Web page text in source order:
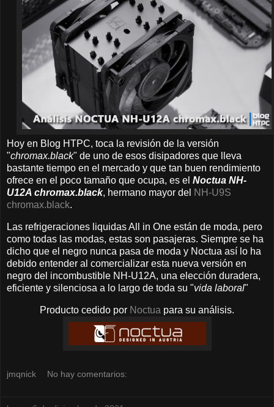
Hoy en Blog HTPC, toca la revisión de la versión
"chromax.black" de uno de esos disipadores que lleva
bastante tiempo en el mercado y que tan buen rendimiento
ofrece en el poco tamaño que ocupa, es el Noctua NH-
U12A chromax.black, hermano mayor del NH-U9S
chromax.black.
Las refrigeraciones liquidas All in One están de moda, pero
como todas las modas, estas son pasajeras. Siempre se ha
dicho que el negro nunca pasa de moda y Noctua así lo ha
debido entender al comercializar esta nueva versión en
negro del incombustible NH-U12A, una elección duradera,
eficiente y silenciosa a lo largo de toda su "vida laboral"
Producto cedido por Noctua para su análisis.
jmqnick No hay comentarios: